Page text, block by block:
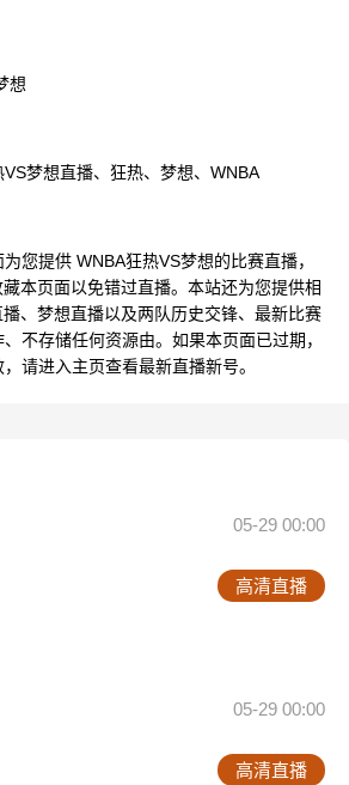
想
VS梦想直播、狂热、梦想、WNBA
为您提供 WNBA狂热VS梦想的比赛直播，
本页面以免错过直播。本站还为您提供相
、梦想直播以及两队历史交锋、最新比赛
不存储任何资源由。如果本页面已过期，
请进入主页查看最新直播新号。
05-29 00:00
高清直播
05-29 00:00
高清直播